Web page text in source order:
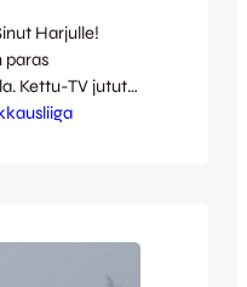
Harjulle!
paras
Kettu-TV jututti
”Kale”
sataisikin!